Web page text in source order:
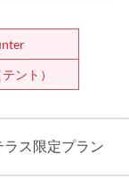
ント）
ラス限定プラン